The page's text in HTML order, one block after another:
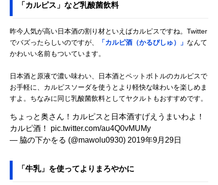
「カルピス」など乳酸菌飲料
昨今人気が高い日本酒の割り材といえばカルピスですね。Twitter
でバズったらしいのですが、
「カルピ酒（かるぴしゅ）」 なんて
かわいい名前もついています。
日本酒と原液で濃い味わい、日本酒とペットボトルのカルピスで
お手軽に、カルピスソーダを使うとより軽快な味わいを楽しめま
すよ。ちなみに同じ乳酸菌飲料としてヤクルトもおすすめです。
ちょっと奥さん！カルピスと日本酒すげえうまいわよ！
カルピ酒！ pic.twitter.com/au4Q0vMUMy
— 脇の下かをる (@mawolu0930) 2019年9月29日
「牛乳」を使ってよりまろやかに